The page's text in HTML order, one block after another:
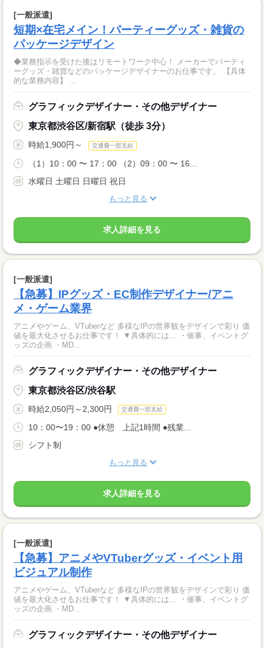
[一般派遣]
短期×在宅メイン！パーティーグッズ・雑貨の
パッケージデザイン
◆業務指示を受けた後はリモートワーク中心！ メーカーでパーティ
ーグッズ・雑貨などのパッケージデザイナーのお仕事です。 【具体
的な業務内容】 ...
グラフィックデザイナー・その他デザイナー
東京都渋谷区/新宿駅（徒歩 3分）
時給1,900円～ 交通費一部支給
（1）10：00 〜 17：00 （2）09：00 〜 16...
水曜日 土曜日 日曜日 祝日
もっと見る
求人詳細を見る
[一般派遣]
【急募】IPグッズ・EC制作デザイナー/アニ
メ・ゲーム業界
アニメやゲーム、VTuberなど 多様なIPの世界観をデザインで彩り 価
値を最大化させるお仕事です！ ▼具体的には… ・催事、イベントグ
ッズの企画 ・MD...
グラフィックデザイナー・その他デザイナー
東京都渋谷区/渋谷駅
時給2,050円～2,300円 交通費一部支給
10：00〜19：00 ●休憩 上記1時間 ●残業...
シフト制
もっと見る
求人詳細を見る
[一般派遣]
【急募】アニメやVTuberグッズ・イベント用
ビジュアル制作
アニメやゲーム、VTuberなど 多様なIPの世界観をデザインで彩り 価
値を最大化させるお仕事です！ ▼具体的には… ・催事、イベントグ
ッズの企画 ・MD...
グラフィックデザイナー・その他デザイナー